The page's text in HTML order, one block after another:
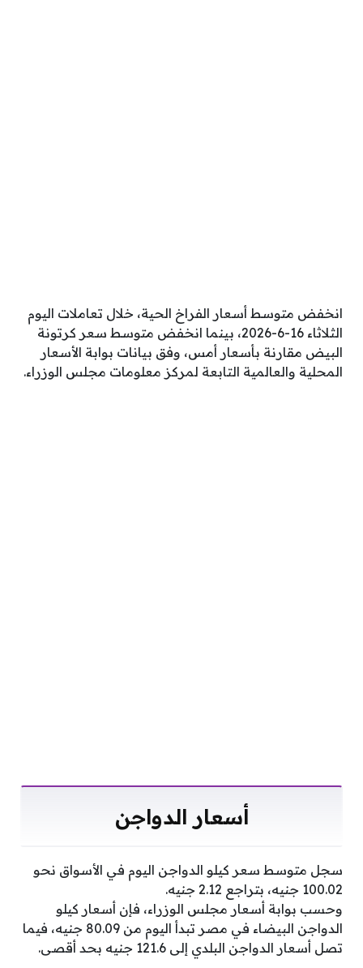
انخفض متوسط أسعار الفراخ الحية، خلال تعاملات اليوم
الثلاثاء 16-6-2026، بينما انخفض متوسط سعر كرتونة
البيض مقارنة بأسعار أمس، وفق بيانات بوابة الأسعار
المحلية والعالمية التابعة لمركز معلومات مجلس الوزراء.
أسعار الدواجن
سجل متوسط سعر كيلو الدواجن اليوم في الأسواق نحو
100.02 جنيه، بتراجع 2.12 جنيه.
وحسب بوابة أسعار مجلس الوزراء، فإن أسعار كيلو
الدواجن البيضاء في مصر تبدأ اليوم من 80.09 جنيه، فيما
تصل أسعار الدواجن البلدي إلى 121.6 جنيه بحد أقصى.